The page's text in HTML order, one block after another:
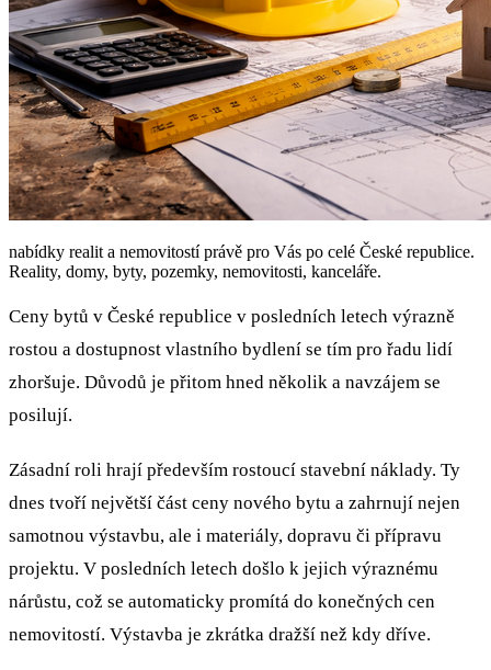
nabídky realit a nemovitostí právě pro Vás po celé České republice.
Reality, domy, byty, pozemky, nemovitosti, kanceláře.
Ceny bytů v České republice v posledních letech výrazně
rostou a dostupnost vlastního bydlení se tím pro řadu lidí
zhoršuje. Důvodů je přitom hned několik a navzájem se
posilují.
Zásadní roli hrají především rostoucí stavební náklady. Ty
dnes tvoří největší část ceny nového bytu a zahrnují nejen
samotnou výstavbu, ale i materiály, dopravu či přípravu
projektu. V posledních letech došlo k jejich výraznému
nárůstu, což se automaticky promítá do konečných cen
nemovitostí. Výstavba je zkrátka dražší než kdy dříve.